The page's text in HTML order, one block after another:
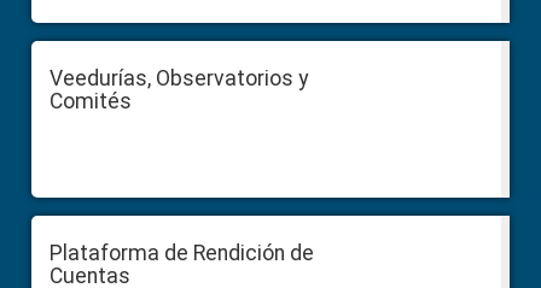
Veedurías, Observatorios y
Comités
Plataforma de Rendición de
Cuentas